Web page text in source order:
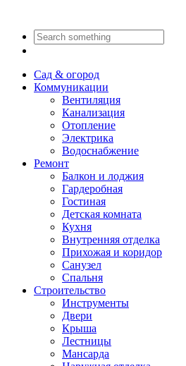
Сад & огород
Коммуникации
Вентиляция
Канализация
Отопление
Электрика
Водоснабжение
Ремонт
Балкон и лоджия
Гардеробная
Гостиная
Детская комната
Кухня
Внутренняя отделка
Прихожая и коридор
Санузел
Спальня
Строительство
Инструменты
Двери
Крыша
Лестницы
Мансарда